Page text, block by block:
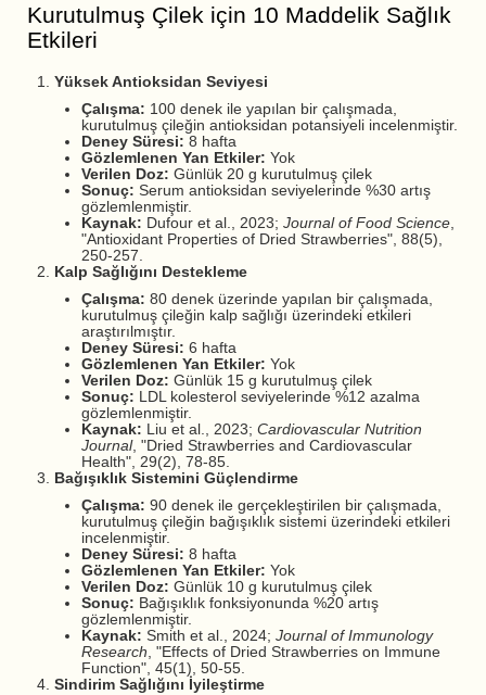
Kurutulmuş Çilek için 10 Maddelik Sağlık
Etkileri
Yüksek Antioksidan Seviyesi
Çalışma: 100 denek ile yapılan bir çalışmada,
kurutulmuş çileğin antioksidan potansiyeli incelenmiştir.
Deney Süresi: 8 hafta
Gözlemlenen Yan Etkiler: Yok
Verilen Doz: Günlük 20 g kurutulmuş çilek
Sonuç: Serum antioksidan seviyelerinde %30 artış
gözlemlenmiştir.
Kaynak: Dufour et al., 2023; Journal of Food Science,
"Antioxidant Properties of Dried Strawberries", 88(5),
250-257.
Kalp Sağlığını Destekleme
Çalışma: 80 denek üzerinde yapılan bir çalışmada,
kurutulmuş çileğin kalp sağlığı üzerindeki etkileri
araştırılmıştır.
Deney Süresi: 6 hafta
Gözlemlenen Yan Etkiler: Yok
Verilen Doz: Günlük 15 g kurutulmuş çilek
Sonuç: LDL kolesterol seviyelerinde %12 azalma
gözlemlenmiştir.
Kaynak: Liu et al., 2023; Cardiovascular Nutrition
Journal, "Dried Strawberries and Cardiovascular
Health", 29(2), 78-85.
Bağışıklık Sistemini Güçlendirme
Çalışma: 90 denek ile gerçekleştirilen bir çalışmada,
kurutulmuş çileğin bağışıklık sistemi üzerindeki etkileri
incelenmiştir.
Deney Süresi: 8 hafta
Gözlemlenen Yan Etkiler: Yok
Verilen Doz: Günlük 10 g kurutulmuş çilek
Sonuç: Bağışıklık fonksiyonunda %20 artış
gözlemlenmiştir.
Kaynak: Smith et al., 2024; Journal of Immunology
Research, "Effects of Dried Strawberries on Immune
Function", 45(1), 50-55.
Sindirim Sağlığını İyileştirme